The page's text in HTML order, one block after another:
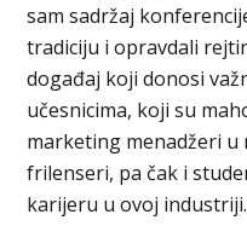
sam sadržaj
tradiciju i opravdali
događaj koji donosi
učesnicima, koji su
marketing menadžeri
frilenseri, pa čak i
karijeru u ovoj industriji.